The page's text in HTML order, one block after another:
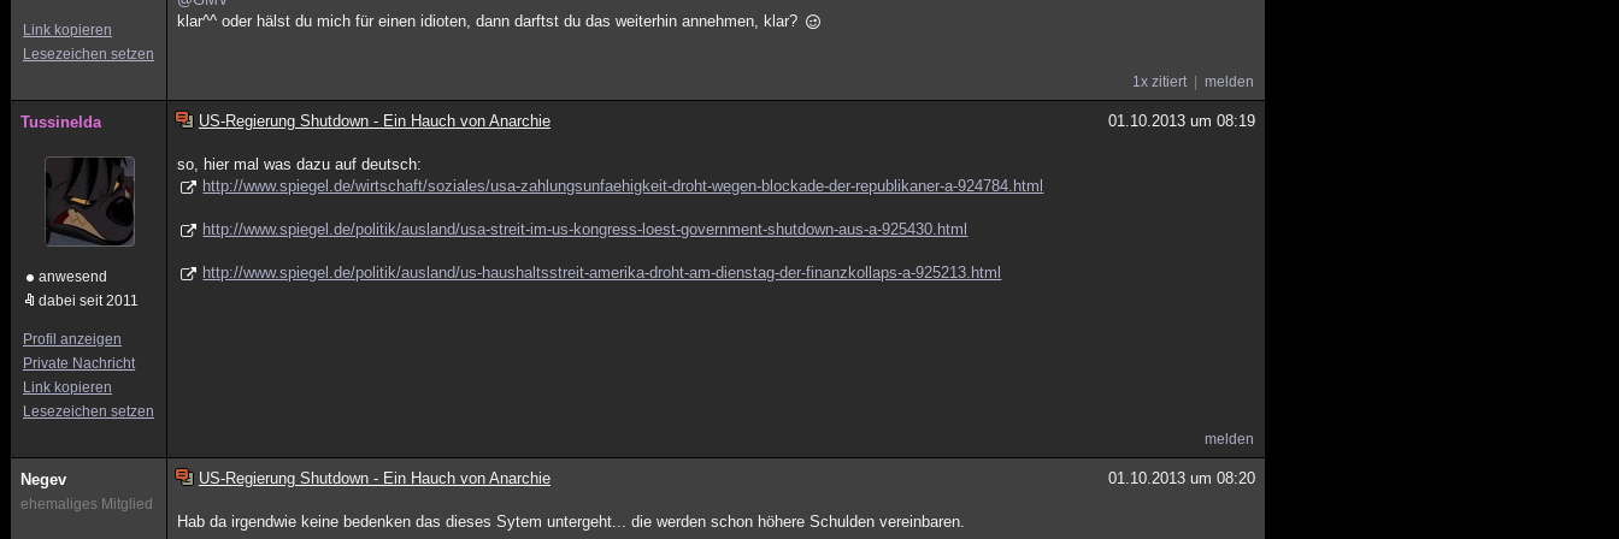
Link kopieren
Lesezeichen setzen
klar^^ oder hälst du mich für einen idioten, dann darftst du das weiterhin annehmen, klar?
1x zitiert melden
Tussinelda
anwesend
dabei seit 2011
Profil anzeigen
Private Nachricht
Link kopieren
Lesezeichen setzen
US-Regierung Shutdown - Ein Hauch von Anarchie 01.10.2013 um 08:19
so, hier mal was dazu auf deutsch:
http://www.spiegel.de/wirtschaft/soziales/usa-zahlungsunfaehigkeit-droht-wegen-blockade-der-republikaner-a-924784.html
http://www.spiegel.de/politik/ausland/usa-streit-im-us-kongress-loest-government-shutdown-aus-a-925430.html
http://www.spiegel.de/politik/ausland/us-haushaltsstreit-amerika-droht-am-dienstag-der-finanzkollaps-a-925213.html
melden
Negev
ehemaliges Mitglied
US-Regierung Shutdown - Ein Hauch von Anarchie 01.10.2013 um 08:20
Hab da irgendwie keine bedenken das dieses Sytem untergeht... die werden schon höhere Schulden vereinbaren.